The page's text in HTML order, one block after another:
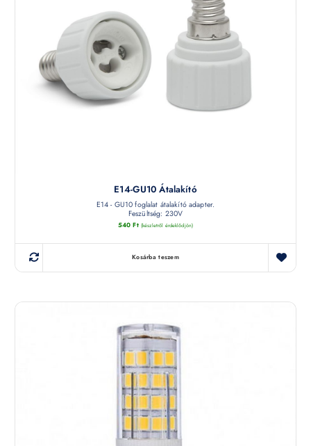
E14-GU10 Átalakító
E14 - GU10 foglalat átalakító adapter.
Feszültség: 230V
540Ft (készletről érdeklődjön)
Kosárba teszem